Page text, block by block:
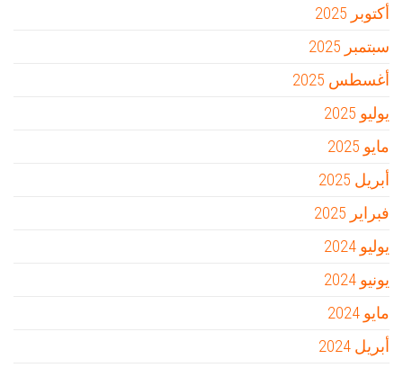
أكتوبر 2025
سبتمبر 2025
أغسطس 2025
يوليو 2025
مايو 2025
أبريل 2025
فبراير 2025
يوليو 2024
يونيو 2024
مايو 2024
أبريل 2024